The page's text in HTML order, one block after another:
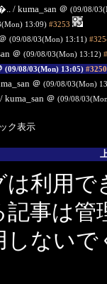
/ kuma_san ＠ (09/08/
13:09) #3253
(09/08/03(Mon) 13:11)
＠ (09/08/03(Mon) 13:12)
(09/08/03(Mon) 13:05) #3250
＠ (09/08/03(Mon)
/ kuma_san ＠ (09/08/
ク表示
は利用で
事は管
しない